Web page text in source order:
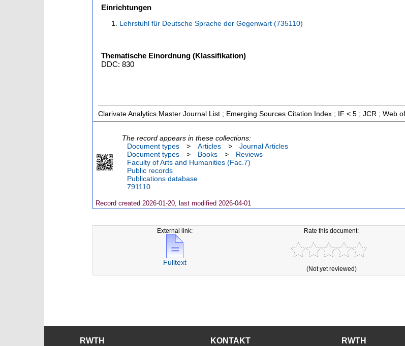
Einrichtungen
Lehrstuhl für Deutsche Sprache der Gegenwart (735110)
Thematische Einordnung (Klassifikation)
DDC: 830
Clarivate Analytics Master Journal List ; Emerging Sources Citation Index ; IF < 5 ; JCR ; Web
The record appears in these collections:
Document types
> Articles >
Journal Articles
Document types
> Books >
Reviews
Faculty of Arts and Humanities (Fac.7)
Public records
Publications database
791110
Record created 2026-01-20, last modified 2026-04-01
External link:
Fulltext
Rate this document:
(Not yet reviewed)
RWTH KONTAKT
RWTH